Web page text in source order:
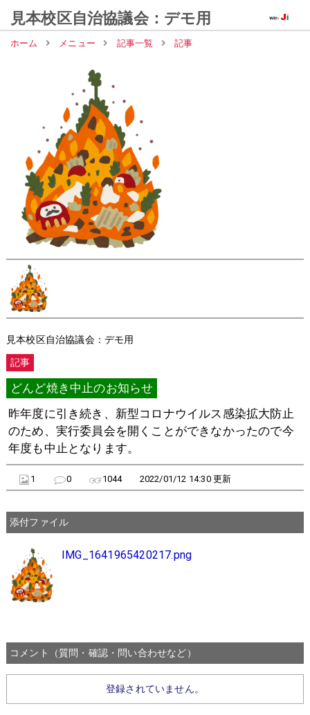
見本校区自治協議会：デモ用
ホーム メニュー 記事一覧 記事
見本校区自治協議会：デモ用
記事
どんど焼き中止のお知らせ
昨年度に引き続き、新型コロナウイルス感染拡大防止
のため、実行委員会を開くことができなかったので今
年度も中止となります。
1 0 1044 2022/01/12 14:30 更新
添付ファイル
IMG_1641965420217.png
コメント（質問・確認・問い合わせなど）
登録されていません。